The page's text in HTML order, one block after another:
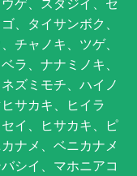
、タイサンボク、
チャノキ、ツゲ、
ラ、ナナミノキ、
ズミモチ、ハイノ
サカキ、ヒイラ
イ、ヒサカキ、ピ
ナメ、ベニカナメ
シイ、マホニアコ